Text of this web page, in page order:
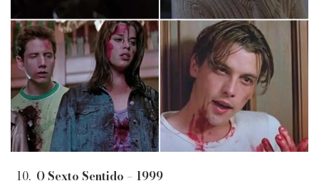
O Sexto Sentido – 1999